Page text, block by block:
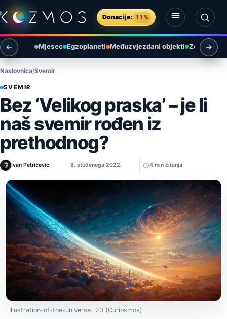
Preskoči na sadržaj
Donacije: 11%
Otvori izbornik
Otvori pretragu
Mjesec Egzoplaneti Međuzvjezdani objekti Zemlja i
Naslovnica Svemir
SVEMIR
Bez ‘Velikog praska’ – je li
naš svemir rođen iz
prethodnog?
Ivan Petričević 8. studenoga 2022. 4 min čitanja
Illustration-of-the-universe.-20 (Curiosmos)